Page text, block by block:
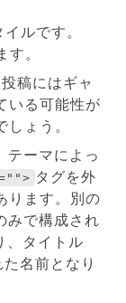
ルです。
。
稿にはギャ
いる可能性が
ょう。
ーマによっ
タグを外
ります。別の
みで構成され
、タイトル
名前となり